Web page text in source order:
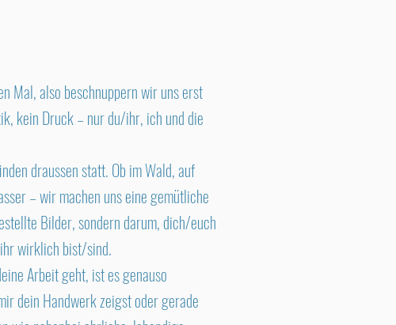
Mal, also beschnuppern wir uns erst
kein Druck – nur du/ihr, ich und die
draussen statt. Ob im Wald, auf
– wir machen uns eine gemütliche
Bilder, sondern darum, dich/euch
wirklich bist/sind.
Arbeit geht, ist es genauso
dein Handwerk zeigst oder gerade